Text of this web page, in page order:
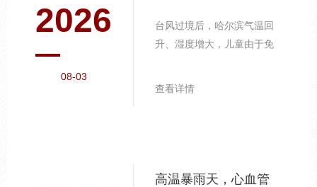
2026
08-03
台风过境后，哈尔滨气温回
升、湿度增大，儿童由于免
习惯，尤其在饭前便后、外
查看详情
高温暴雨天，心血管